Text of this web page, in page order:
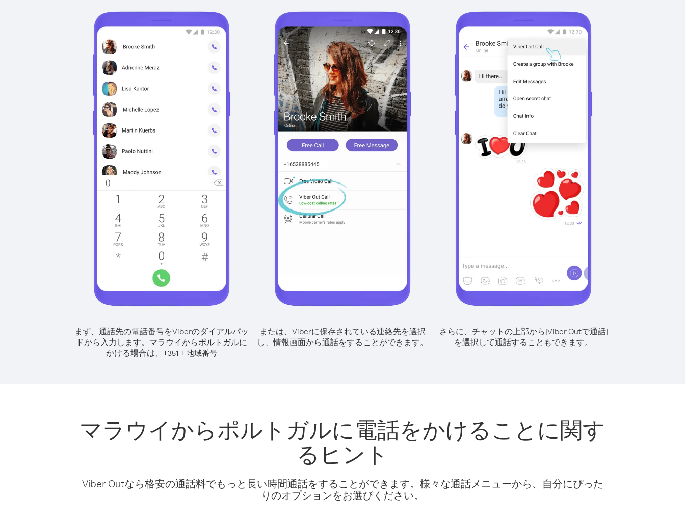
まず、通話先の電話番号をViberのダイアルパッ
ドから入力します。 マラウイからポルトガルに
かける場合は、 +351 + 地域番号
または、Viberに保存されている連絡先を選択
し、情報画面から通話をすることができます。
さらに、チャットの上部から[Viber Outで通話]
を選択して通話することもできます。
マラウイからポルトガルに電話をかけることに関す
るヒント
Viber Outなら格安の通話料でもっと長い時間通話をすることができます。様々な通話メニューから、自分にぴった
りのオプションをお選びください。